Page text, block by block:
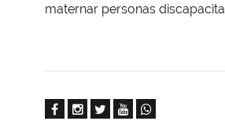
maternar personas